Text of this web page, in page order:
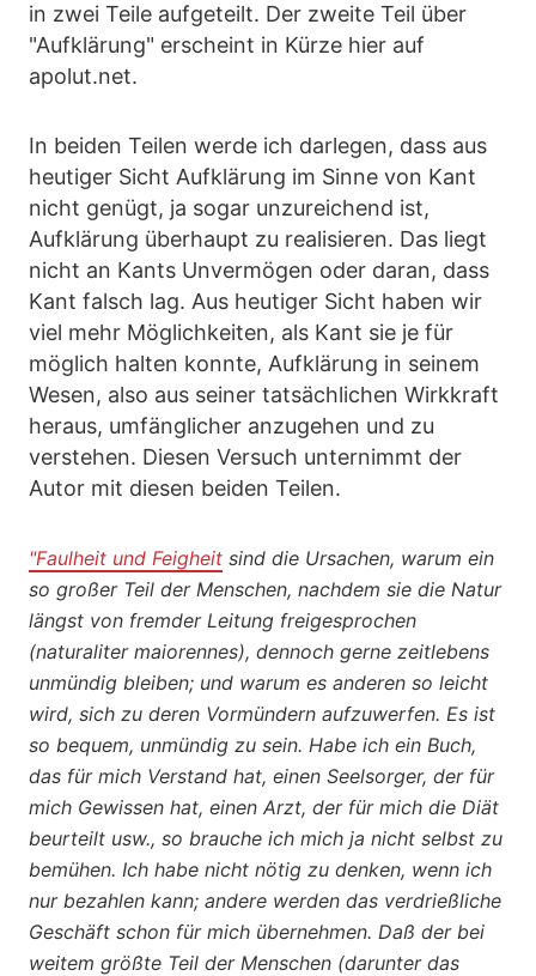
in zwei Teile aufgeteilt. Der zweite Teil über
"Aufklärung" erscheint in Kürze hier auf
apolut.net.
In beiden Teilen werde ich darlegen, dass aus
heutiger Sicht Aufklärung im Sinne von Kant
nicht genügt, ja sogar unzureichend ist,
Aufklärung überhaupt zu realisieren. Das liegt
nicht an Kants Unvermögen oder daran, dass
Kant falsch lag. Aus heutiger Sicht haben wir
viel mehr Möglichkeiten, als Kant sie je für
möglich halten konnte, Aufklärung in seinem
Wesen, also aus seiner tatsächlichen Wirkkraft
heraus, umfänglicher anzugehen und zu
verstehen. Diesen Versuch unternimmt der
Autor mit diesen beiden Teilen.
"Faulheit und Feigheit sind die Ursachen, warum ein
so großer Teil der Menschen, nachdem sie die Natur
längst von fremder Leitung freigesprochen
(naturaliter maiorennes), dennoch gerne zeitlebens
unmündig bleiben; und warum es anderen so leicht
wird, sich zu deren Vormündern aufzuwerfen. Es ist
so bequem, unmündig zu sein. Habe ich ein Buch,
das für mich Verstand hat, einen Seelsorger, der für
mich Gewissen hat, einen Arzt, der für mich die Diät
beurteilt usw., so brauche ich mich ja nicht selbst zu
bemühen. Ich habe nicht nötig zu denken, wenn ich
nur bezahlen kann; andere werden das verdrießliche
Geschäft schon für mich übernehmen. Daß der bei
weitem größte Teil der Menschen (darunter das